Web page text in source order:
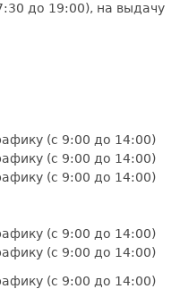
до 19:00), на выдачу
(с 9:00 до 14:00)
(с 9:00 до 14:00)
(с 9:00 до 14:00)
(с 9:00 до 14:00)
(с 9:00 до 14:00)
(с 9:00 до 14:00)